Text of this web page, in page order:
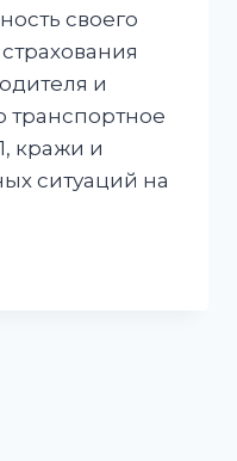
своего
и
транспортное
кражи и
ситуаций на